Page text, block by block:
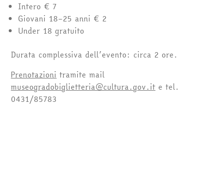
Intero € 7
Giovani 18–25 anni € 2
Under 18 gratuito
Durata complessiva dell’evento: circa 2 ore.
Prenotazioni tramite mail
museogradobiglietteria@cultura.gov.it e tel.
0431/85783